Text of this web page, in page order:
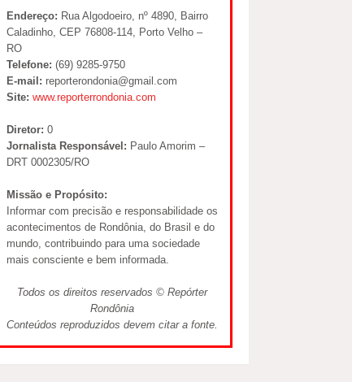
Endereço: Rua Algodoeiro, nº 4890, Bairro
Caladinho, CEP 76808-114, Porto Velho –
RO
Telefone: (69) 9285-9750
E-mail: reporterondonia@gmail.com
Site: www.reporterrondonia.com
Diretor: 0
Jornalista Responsável: Paulo Amorim –
DRT 0002305/RO
Missão e Propósito:
Informar com precisão e responsabilidade os
acontecimentos de Rondônia, do Brasil e do
mundo, contribuindo para uma sociedade
mais consciente e bem informada.
Todos os direitos reservados © Repórter
Rondônia
Conteúdos reproduzidos devem citar a fonte.